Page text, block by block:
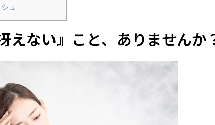
ュ
えない』こと、ありませんか